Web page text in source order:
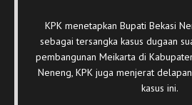
KPK menetapkan Bupati Bekasi
sebagai tersangka kasus dugaan
pembangunan Meikarta di
Neneng, KPK juga menjerat
kasus ini.